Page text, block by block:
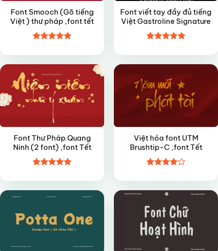
Font Smooch (Gõ tiếng
Việt ) thư pháp ,font tết
hạng4.85
sao
Font viết tay đầy đủ tiếng
Việt Gastroline Signature
hạng55
sao
Font Thư Pháp Quang
Ninh (2 font) ,font Tết
hạng55
sao
Việt hóa font UTM
Brushtip-C ,font Tết
xếp hạng
45 sao